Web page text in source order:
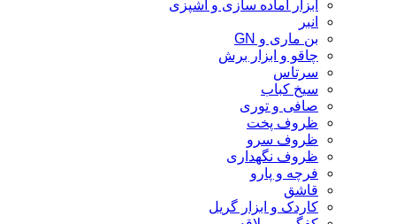
ابزار آماده سازی و آشپزی
انبر
بن ماری و GN
چاقو و ابزار برش
سرتاس
سیخ کباب
صافی و توری
ظروف پخت
ظروف سرو
ظروف نگهداری
فرچه و پارو
قاشق
کاردک و ابزار گریل